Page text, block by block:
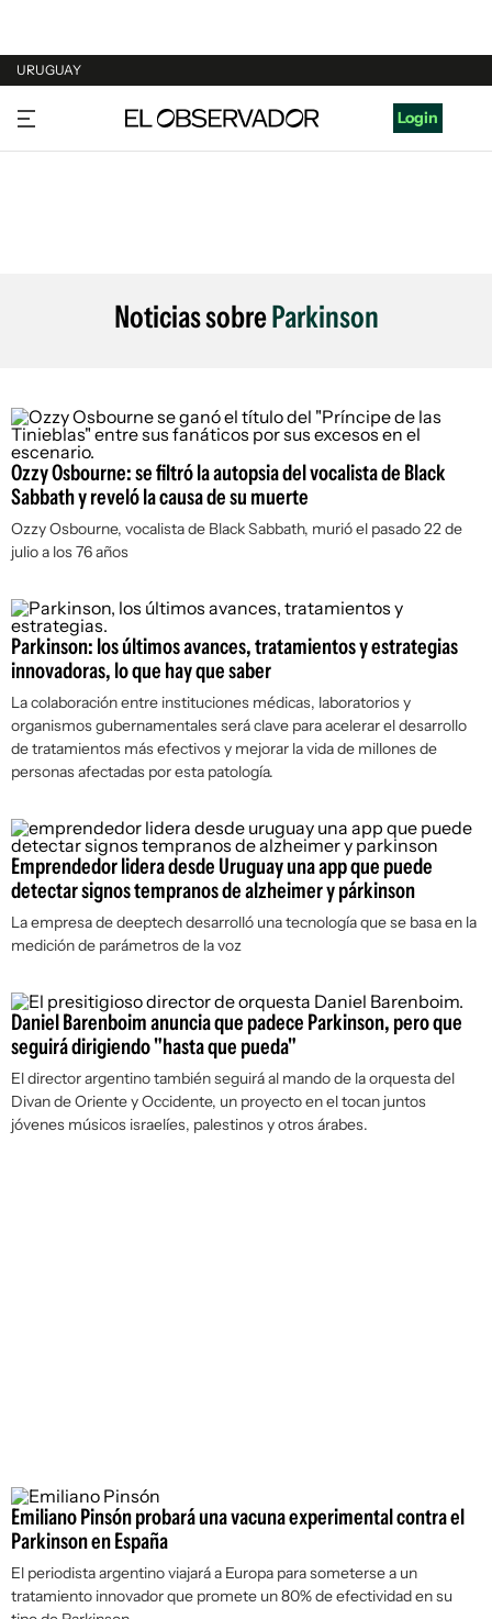
URUGUAY
URUGUAY
ARGENTINA
Login
Noticias sobreParkinson
Ozzy Osbourne: se filtró la autopsia del vocalista de Black
Sabbath y reveló la causa de su muerte
Ozzy Osbourne, vocalista de Black Sabbath, murió el pasado 22 de
julio a los 76 años
Parkinson: los últimos avances, tratamientos y estrategias
innovadoras, lo que hay que saber
La colaboración entre instituciones médicas, laboratorios y
organismos gubernamentales será clave para acelerar el desarrollo
de tratamientos más efectivos y mejorar la vida de millones de
personas afectadas por esta patología.
Emprendedor lidera desde Uruguay una app que puede
detectar signos tempranos de alzheimer y párkinson
La empresa dedeeptechdesarrolló una tecnología que se basa en la
medición de parámetros de la voz
Daniel Barenboim anuncia que padece Parkinson, pero que
seguirá dirigiendo "hasta que pueda"
El director argentino también seguirá al mando de la orquesta del
Divan de Oriente y Occidente, un proyecto en el tocan juntos
jóvenes músicos israelíes, palestinos y otros árabes.
Emiliano Pinsón probará una vacuna experimental contra el
Parkinson en España
El periodista argentino viajará a Europa para someterse a un
tratamiento innovador que promete un 80% de efectividad en su